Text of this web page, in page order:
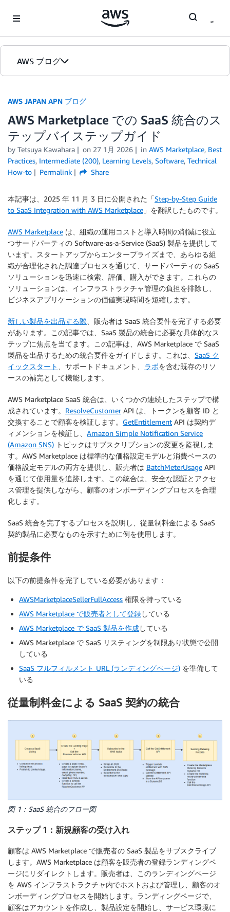
AWS ブログ
カテゴリ
エディション
AWS JAPAN APN ブログ
AWS Marketplace での SaaS 統合のス
テップバイステップガイド
by Tetsuya Kawahara on 27 1月 2026 in AWS Marketplace, Best
Practices, Intermediate (200), Learning Levels, Software, Technical
How-to
Permalink Share
本記事は、2025 年 11 月 3 日に公開された「Step-by-Step Guide
to SaaS Integration with AWS Marketplace 」を翻訳したものです。
AWS Marketplace は、組織の運用コストと導入時間の削減に役立
つサードパーティの Software-as-a-Service (SaaS) 製品を提供して
います。スタートアップからエンタープライズまで、あらゆる組
織が合理化された調達プロセスを通じて、サードパーティの SaaS
ソリューションを迅速に検索、評価、購入ができます。これらの
ソリューションは、インフラストラクチャ管理の負担を排除し、
ビジネスアプリケーションの価値実現時間を短縮します。
新しい製品を出品する際 、販売者は SaaS 統合要件を完了する必要
があります。この記事では、SaaS 製品の統合に必要な具体的なス
テップに焦点を当てます。この記事は、AWS Marketplace で SaaS
製品を出品するための統合要件をガイドします。これは、 SaaS ク
イックスタート
、サポートドキュメント、 ラボを含む既存のリソ
ースの補完として機能します。
AWS Marketplace SaaS 統合は、いくつかの連続したステップで構
成されています。 ResolveCustomerAPI は、トークンを顧客 ID と
交換することで顧客を検証します。 GetEntitlement API は契約デ
ィメンションを検証し、 Amazon Simple Notification Service
(Amazon SNS) トピックはサブスクリプションの変更を監視しま
す。AWS Marketplace は標準的な価格設定モデルと消費ベースの
価格設定モデルの両方を提供し、販売者は BatchMeterUsage API
を通じて使用量を追跡します。この統合は、安全な認証とアクセ
ス管理を提供しながら、顧客のオンボーディングプロセスを合理
化します。
SaaS 統合を完了するプロセスを説明し、従量制料金による SaaS
契約製品に必要なものを示すために例を使用します。
前提条件
以下の前提条件を完了している必要があります：
AWSMarketplaceSellerFullAccess 権限を持っている
AWS Marketplace で販売者として登録している
AWS Marketplace で SaaS 製品を作成している
AWS Marketplace で SaaS リスティングを制限あり状態で公開
している
SaaS フルフィルメント URL (ランディングページ) を準備して
いる
従量制料金による SaaS 契約の統合
図 1：SaaS 統合のフロー図
ステップ 1：新規顧客の受け入れ
顧客は AWS Marketplace で販売者の SaaS 製品をサブスクライブ
します。AWS Marketplace は顧客を販売者の登録ランディングペ
ージにリダイレクトします。販売者は、このランディングページ
を AWS インフラストラクチャ内でホストおよび管理し、顧客のオ
ンボーディングプロセスを開始します。ランディングページで、
顧客はアカウントを作成し、製品設定を開始し、サービス環境に